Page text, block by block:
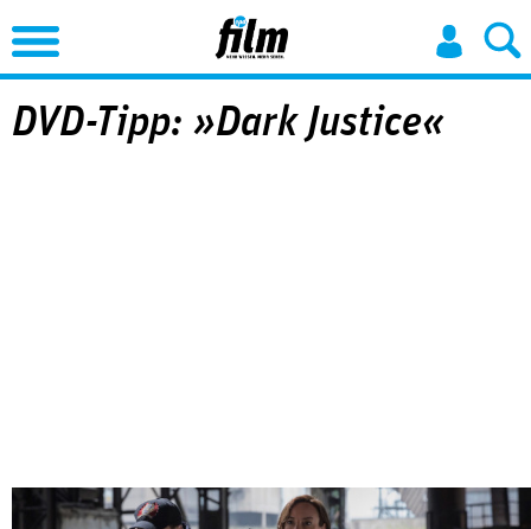
Jump to Navigation
DVD-Tipp: »Dark Justice«